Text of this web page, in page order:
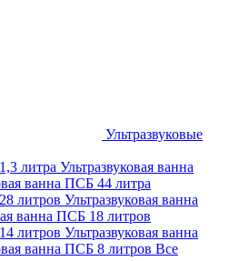
Ультразвуковые
литра Ультразвуковая ванна
ванна ПСБ 44 литра
литров Ультразвуковая ванна
ванна ПСБ 18 литров
литров Ультразвуковая ванна
ванна ПСБ 8 литров Все